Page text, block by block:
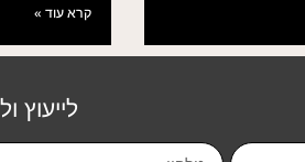
קרא עוד »
לייעוץ